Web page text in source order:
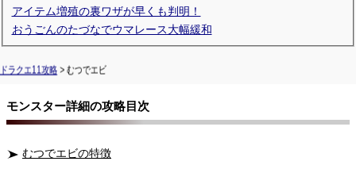
アイテム増殖の裏ワザが早くも判明！
おうごんのたづなでウマレース大幅緩和
ドラクエ11攻略 > むつでエビ
モンスター詳細の攻略目次
むつでエビの特徴